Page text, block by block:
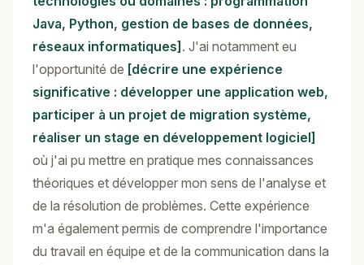
Java, Python, gestion de bases de données,
réseaux informatiques] . J'ai notamment eu
l'opportunité de [décrire une expérience
significative : développer une application web,
participer à un projet de migration système,
réaliser un stage en développement logiciel]
où j'ai pu mettre en pratique mes connaissances
théoriques et développer mon sens de l'analyse et
de la résolution de problèmes. Cette expérience
m'a également permis de comprendre l'importance
du travail en équipe et de la communication dans la